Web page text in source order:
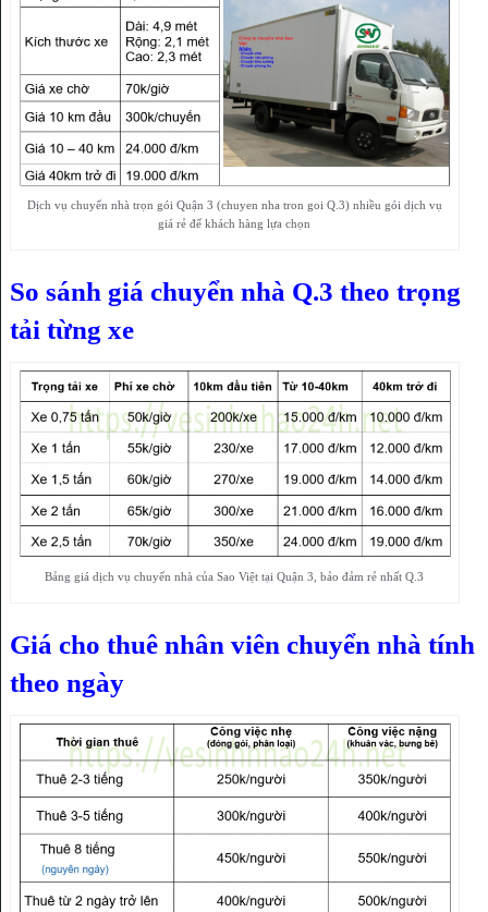
Dịch vụ chuyển nhà trọn gói Quận 3 (chuyen nha tron goi Q.3) nhiều gói dịch vụ
giá rẻ để khách hàng lựa chọn
So sánh giá chuyển nhà Q.3 theo trọng
tải từng xe
Bảng giá dịch vụ chuyển nhà của Sao Việt tại Quận 3, bảo đảm rẻ nhất Q.3
Giá cho thuê nhân viên chuyển nhà tính
theo ngày